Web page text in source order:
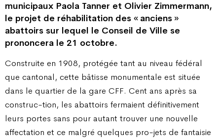
municipaux Paola Tanner et Olivier Zimmermann,
le projet de réhabilitation des « anciens »
abattoirs sur lequel le Conseil de Ville se
prononcera le 21 octobre.
Construite en 1908, protégée tant au niveau fédéral
que cantonal, cette bâtisse monumentale est située
dans le quartier de la gare CFF. Cent ans après sa
construc-tion, les abattoirs fermaient définitivement
leurs portes sans pour autant trouver une nouvelle
affectation et ce malgré quelques pro-jets de fantaisie